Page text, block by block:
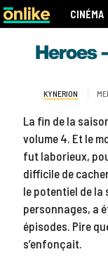
CINÉMA
Heroes
KYNERION
La fin de la
volume 4. Et le
fut laborieux,
difficile de
le potentiel de la
personnages, a
épisodes. Pire
s’enfonçait.